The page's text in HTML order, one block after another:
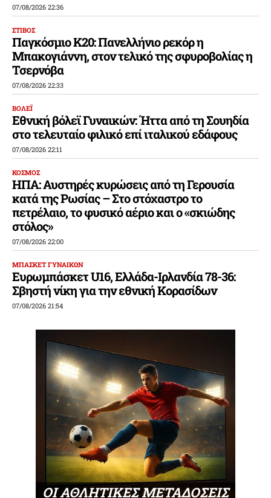
07/08/2026 22:36
ΣΤΙΒΟΣ
Παγκόσμιο Κ20: Πανελλήνιο ρεκόρ η
Μπακογιάννη, στον τελικό της σφυροβολίας η
Τσερνόβα
07/08/2026 22:33
ΒΟΛΕΪ
Εθνική βόλεϊ Γυναικών: Ήττα από τη Σουηδία
στο τελευταίο φιλικό επί ιταλικού εδάφους
07/08/2026 22:11
ΚΟΣΜΟΣ
ΗΠΑ: Αυστηρές κυρώσεις από τη Γερουσία
κατά της Ρωσίας – Στο στόχαστρο το
πετρέλαιο, το φυσικό αέριο και ο «σκιώδης
στόλος»
07/08/2026 22:00
ΜΠΑΣΚΕΤ ΓΥΝΑΙΚΩΝ
Ευρωμπάσκετ U16, Ελλάδα-Ιρλανδία 78-36:
Σβηστή νίκη για την εθνική Κορασίδων
07/08/2026 21:54
ΟΙ ΑΘΛΗΤΙΚΕΣ ΜΕΤΑΔΟΣΕΙΣ